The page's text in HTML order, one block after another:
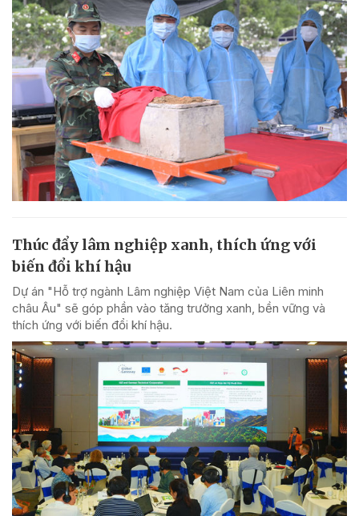
Thúc đẩy lâm nghiệp xanh, thích ứng với
biến đổi khí hậu
Dự án "Hỗ trợ ngành Lâm nghiệp Việt Nam của Liên minh
châu Âu" sẽ góp phần vào tăng trưởng xanh, bền vững và
thích ứng với biến đổi khí hậu.